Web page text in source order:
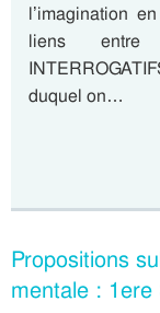
l’imagination
liens entre
duquel on…
Propositions
mentale :